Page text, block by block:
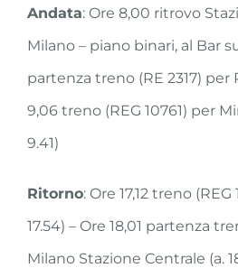
Andata: Ore 8,00 ritrovo
Milano – piano binari, al Bar
partenza treno (RE 2317) per
9,06 treno (REG 10761) per
9.41)
Ritorno: Ore 17,12 treno
17.54) – Ore 18,01 partenza
Milano Stazione Centrale (a.